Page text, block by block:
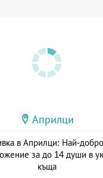
Априлци
в Априлци: Най-
за до 14 души в
къща